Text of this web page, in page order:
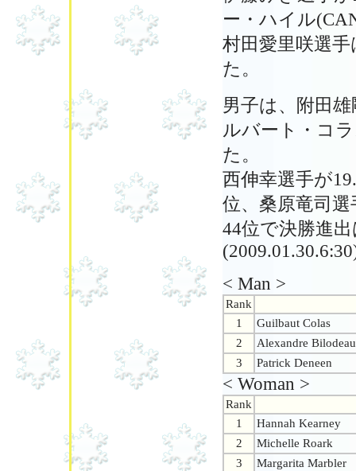
ー・ハイル
村田愛里咲選
た。
男子は、附田雄
ルバート・コ
た。
西伸幸選手が
位、桑原竜司選
44位で決勝進
< Man >
Rank
1
Guilbaut Colas
2
Alexandre Bilodeau
3
Patrick Deneen
< Woman >
Rank
1
Hannah Kearney
2
Michelle Roark
3
Margarita Marbler